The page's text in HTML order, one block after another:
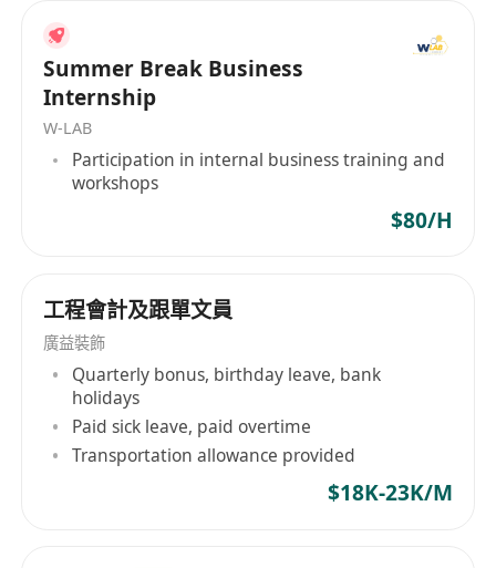
· 熟悉中英文輸入、電腦操作及MS EXCEL
· 處事細心、嚴謹，具責任感
· 認同本機構使命
工作時間： 每週5天，共44小時
薪酬範圍： $20,770 – $23,585（按學歷及經驗釐
附註： 薪酬參考政府總薪級表第六點至第八點
Summer Break Business
Internship
W-LAB
Participation in internal business training and
workshops
$80/H
工程會計及跟單文員
廣益裝飾
Quarterly bonus, birthday leave, bank
holidays
Paid sick leave, paid overtime
Transportation allowance provided
$18K-23K/M